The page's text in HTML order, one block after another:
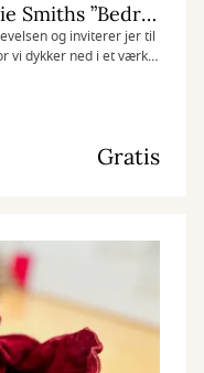
En aften i selskab med Zadie Smiths ”Bedrageren”
og inviterer jer til
vi dykker ned i et værk
Literature Award.
roman
Gratis